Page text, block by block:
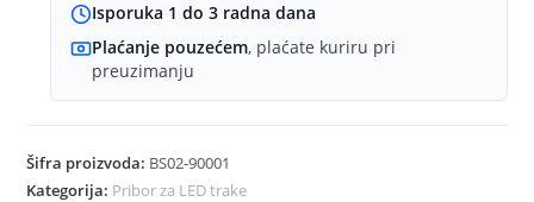
Isporuka 1 do 3 radna dana
Plaćanje pouzećem, plaćate kuriru pri
preuzimanju
Šifra proizvoda: BS02-90001
Kategorija: Pribor za LED trake